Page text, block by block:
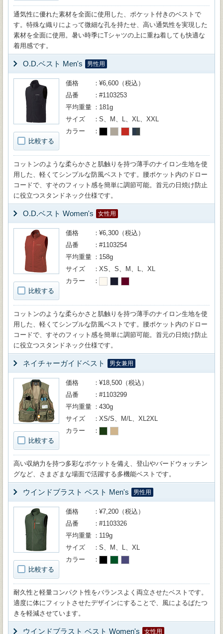
通気性に優れた素材を全面に使用した、ポケット付きのベストで
す。特殊な織りによって微細な孔を持たせ、高い通気性を実現した
素材を全面に使用。暑い時季にTシャツの上に重ね着しても快適な
着用感です。
O.D.ベスト Men's 男性用
比較する
価格
¥6,600（税込）
品番
#1103253
平均重量
181g
サイズ
S、M、L、XL、XXL
カラー
コットンのような柔らかさと肌触りを持つ薄手のナイロン生地を使
用した、軽くてシンプルな防風ベストです。腰ポケット内のドロー
コードで、すそのフィット感を簡単に調節可能。首元の日焼け防止
に役立つスタンドネック仕様です。
O.D.ベスト Women's 女性用
比較する
価格
¥6,300（税込）
品番
#1103254
平均重量
158g
サイズ
XS、S、M、L、XL
カラー
コットンのような柔らかさと肌触りを持つ薄手のナイロン生地を使
用した、軽くてシンプルな防風ベストです。腰ポケット内のドロー
コードで、すそのフィット感を簡単に調節可能。首元の日焼け防止
に役立つスタンドネック仕様です。
ネイチャーガイドベスト 男女兼用
比較する
価格
¥18,500（税込）
品番
#1103299
平均重量
430g
サイズ
XS/S、M/L、XL2XL
カラー
高い収納力を持つ多彩なポケットを備え、登山やバードウォッチン
グなど、さまざまな場面で活躍する多機能ベストです。
ウインドブラスト ベスト Men's 男性用
比較する
価格
¥7,200（税込）
品番
#1103326
平均重量
119g
サイズ
S、M、L、XL
カラー
耐久性と軽量コンパクト性をバランスよく両立させたベストです。
適度に体にフィットさせたデザインにすることで、風によるばたつ
きを軽減させています。
ウインドブラスト ベスト Women's 女性用